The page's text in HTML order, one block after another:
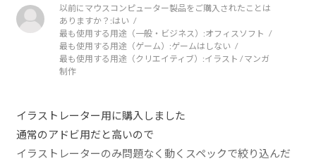
以前にマウスコンピューター製品をご購入されたことは
ありますか？:はい
最も使用する用途（一般・ビジネス）:オフィスソフト
最も使用する用途（ゲーム）:ゲームはしない
最も使用する用途（クリエイティブ）:イラスト / マンガ
制作
イラストレーター用に購入しました
通常のアドビ用だと高いので
イラストレーターのみ問題なく動くスペックで絞り込んだ